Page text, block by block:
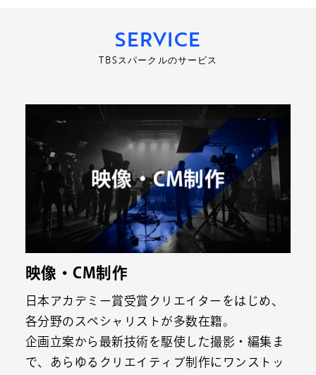
SERVICE
TBSスパークルのサービス
映像・CM制作
日本アカデミー賞受賞クリエイターをはじめ、
各分野のスペシャリストが多数在籍。
企画立案から最新技術を駆使した撮影・編集ま
で、あらゆるクリエイティブ制作にワンストッ
映像・CM制作